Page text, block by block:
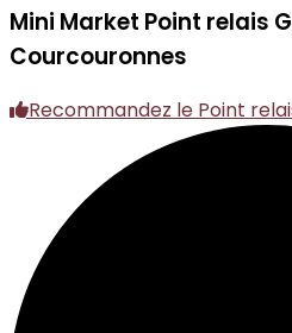
Mini Market Point relais
Courcouronnes
Recommandez le Point